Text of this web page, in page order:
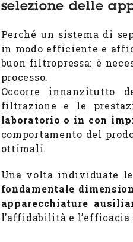
selezione delle
Perché un sistema di
in modo efficiente e
buon filtropressa: è
processo.
Occorre innanzitutto
filtrazione e le
laboratorio o in con
comportamento del
ottimali.
Una volta individuate
fondamentale
apparecchiature
l’affidabilità e l’efficacia